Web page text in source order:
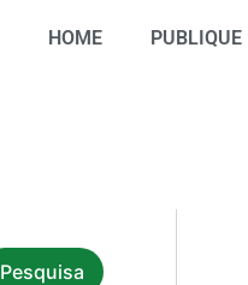
HOME PUBLIQUE
Pesquisa